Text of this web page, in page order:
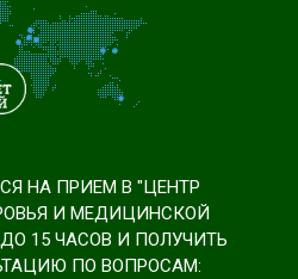
НА ПРИЕМ В "ЦЕНТР
И МЕДИЦИНСКОЙ
15 ЧАСОВ И ПОЛУЧИТЬ
ПО ВОПРОСАМ: